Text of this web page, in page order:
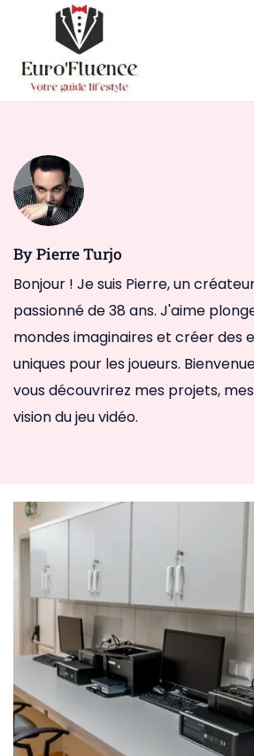
content
By Pierre Turjo
Bonjour ! Je suis Pierre, un
passionné de 38 ans. J'aime
mondes imaginaires et créer des
uniques pour les joueurs.
vous découvrirez mes projets,
vision du jeu vidéo.